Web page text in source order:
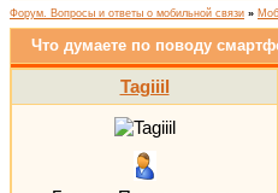
Форум. Вопросы и ответы о мобильной связи »
Что думаете по поводу
Tagiiil